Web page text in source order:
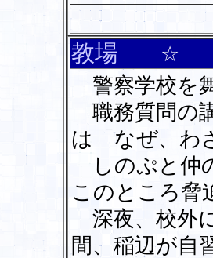
教場 ☆
警察学校を
職務質問の
は「なぜ、わ
しのぷと仲
このところ脅
深夜、校外
間、稲辺が自